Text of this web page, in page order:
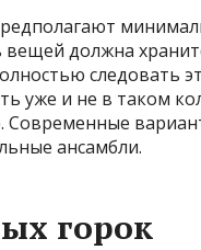
должна
следовать
уже и не в таком
Современные
ансамбли.
горок